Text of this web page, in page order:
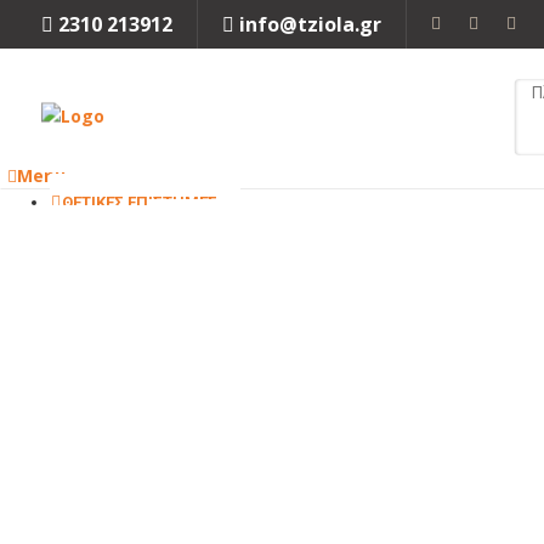
info@tziola.gr
2310 213912
Menu
ΘΕΤΙΚΕΣ ΕΠΙΣΤΗΜΕΣ